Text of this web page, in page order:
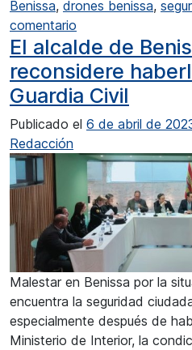
Benissa, drones benissa,
comentario
El alcalde de
reconsidere
Guardia Civil
Publicado el 6 de abril de
Redacción
Malestar en Benissa por la
encuentra la seguridad
especialmente después de
Ministerio de Interior, la